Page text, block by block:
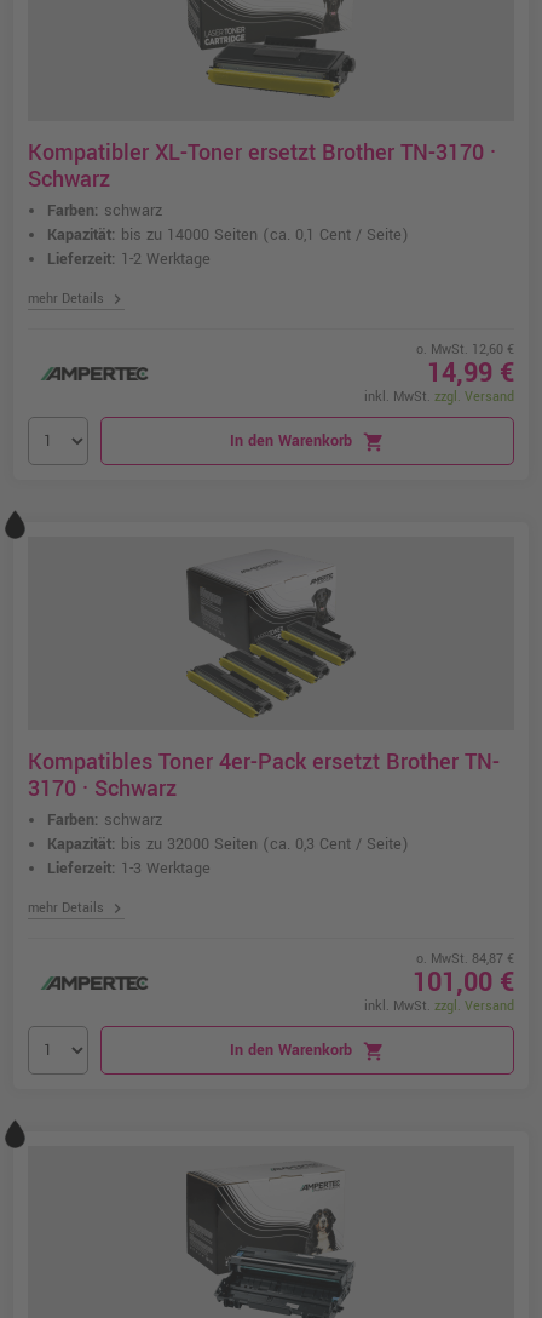
Kompatibler XL-Toner ersetzt Brother TN-3170 ·
Schwarz
Farben: schwarz
Kapazität: bis zu 14000 Seiten (ca. 0,1 Cent / Seite)
Lieferzeit: 1-2 Werktage
mehr Details chevron_right
o. MwSt. 12,60 €
14,99 €
inkl. MwSt. zzgl. Versand
In den Warenkorb shopping_cart
Kompatibles Toner 4er-Pack ersetzt Brother TN-
3170 · Schwarz
Farben: schwarz
Kapazität: bis zu 32000 Seiten (ca. 0,3 Cent / Seite)
Lieferzeit: 1-3 Werktage
mehr Details chevron_right
o. MwSt. 84,87 €
101,00 €
inkl. MwSt. zzgl. Versand
In den Warenkorb shopping_cart